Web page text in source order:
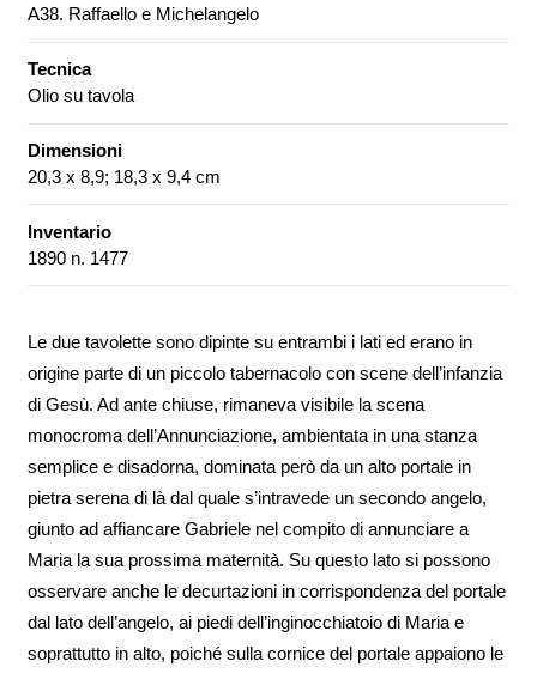
A38. Raffaello e Michelangelo
Tecnica
Olio su tavola
Dimensioni
20,3 x 8,9; 18,3 x 9,4 cm
Inventario
1890 n. 1477
Le due tavolette sono dipinte su entrambi i lati ed erano in
origine parte di un piccolo tabernacolo con scene dell’infanzia
di Gesù. Ad ante chiuse, rimaneva visibile la scena
monocroma dell’Annunciazione, ambientata in una stanza
semplice e disadorna, dominata però da un alto portale in
pietra serena di là dal quale s’intravede un secondo angelo,
giunto ad affiancare Gabriele nel compito di annunciare a
Maria la sua prossima maternità. Su questo lato si possono
osservare anche le decurtazioni in corrispondenza del portale
dal lato dell’angelo, ai piedi dell’inginocchiatoio di Maria e
soprattutto in alto, poiché sulla cornice del portale appaiono le